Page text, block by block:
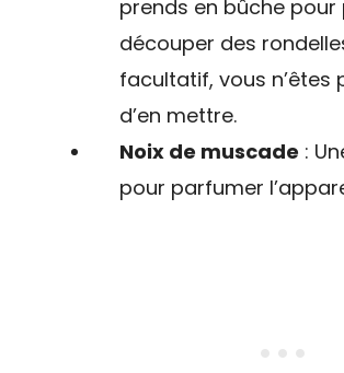
prends en bûche pour
découper des
facultatif, vous n’êtes
d’en mettre.
Noix de muscade :
pour parfumer